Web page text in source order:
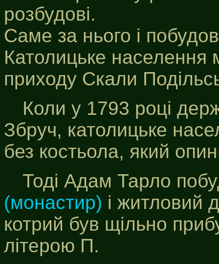
розбудові.
Саме за нього і
Католицьке населення
приходу Скали
Коли у 1793 році
Збруч, католицьке
без костьола, який
Тоді Адам Тарло
(монастир) і житловий
котрий був щільно
літерою П.